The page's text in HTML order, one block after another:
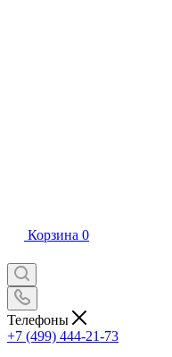
Корзина 0
Телефоны
+7 (499) 444-21-73